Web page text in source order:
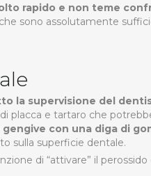
rapido e non teme
sono assolutamente
la supervisione del
placca e tartaro che
con una diga di
sulla superficie dentale.
di “attivare” il